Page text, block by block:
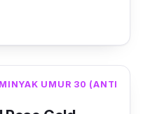
segar, bersih
UMUR 30 (ANTI